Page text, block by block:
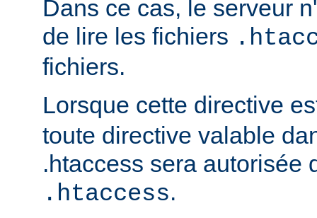
Dans ce cas, le serveur
de lire les fichiers
fichiers.
Lorsque cette directive
toute directive valable
.htaccess sera autorisée
.htaccess.